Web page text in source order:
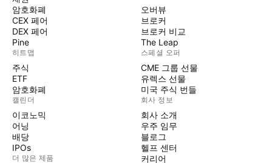
암호화폐
CEX 페어
DEX 페어
Pine
히트맵
주식
ETF
암호화폐
캘린더
이코노믹
어닝
배당
IPOs
더 많은 제품
오버뷰
브로커
브로커 비교
The Leap
스페셜 오퍼
CME 그룹 선물
유렉스 선물
미국 주식 번들
회사 정보
회사 소개
우주 임무
블로그
헬프 센터
커리어